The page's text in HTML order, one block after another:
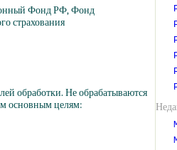
Фонд РФ, Фонд
страхования
обработки. Не обрабатываются
основным целям: